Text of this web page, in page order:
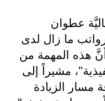
نتائج الامتحانات
المرحلة الابتدائية
المرحلة المتوسطة
عطوان
ما زال لدى
أنَّ هذه المهمة من
مشيراً إلى
مسار الزيادة